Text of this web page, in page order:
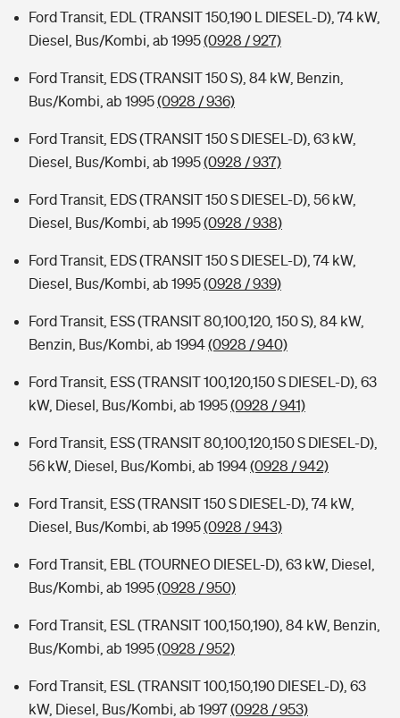
Ford Transit, EDL (TRANSIT 150,190 L DIESEL-D), 74 kW,
Diesel, Bus/Kombi, ab 1995(0928 / 927)
Ford Transit, EDS (TRANSIT 150 S), 84 kW, Benzin,
Bus/Kombi, ab 1995(0928 / 936)
Ford Transit, EDS (TRANSIT 150 S DIESEL-D), 63 kW,
Diesel, Bus/Kombi, ab 1995(0928 / 937)
Ford Transit, EDS (TRANSIT 150 S DIESEL-D), 56 kW,
Diesel, Bus/Kombi, ab 1995(0928 / 938)
Ford Transit, EDS (TRANSIT 150 S DIESEL-D), 74 kW,
Diesel, Bus/Kombi, ab 1995(0928 / 939)
Ford Transit, ESS (TRANSIT 80,100,120, 150 S), 84 kW,
Benzin, Bus/Kombi, ab 1994(0928 / 940)
Ford Transit, ESS (TRANSIT 100,120,150 S DIESEL-D), 63
kW, Diesel, Bus/Kombi, ab 1995(0928 / 941)
Ford Transit, ESS (TRANSIT 80,100,120,150 S DIESEL-D),
56 kW, Diesel, Bus/Kombi, ab 1994(0928 / 942)
Ford Transit, ESS (TRANSIT 150 S DIESEL-D), 74 kW,
Diesel, Bus/Kombi, ab 1995(0928 / 943)
Ford Transit, EBL (TOURNEO DIESEL-D), 63 kW, Diesel,
Bus/Kombi, ab 1995(0928 / 950)
Ford Transit, ESL (TRANSIT 100,150,190), 84 kW, Benzin,
Bus/Kombi, ab 1995(0928 / 952)
Ford Transit, ESL (TRANSIT 100,150,190 DIESEL-D), 63
kW, Diesel, Bus/Kombi, ab 1997(0928 / 953)